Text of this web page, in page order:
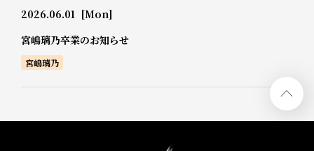
2026.06.01 [Mon]
宮嶋璃乃卒業のお知らせ
宮嶋璃乃